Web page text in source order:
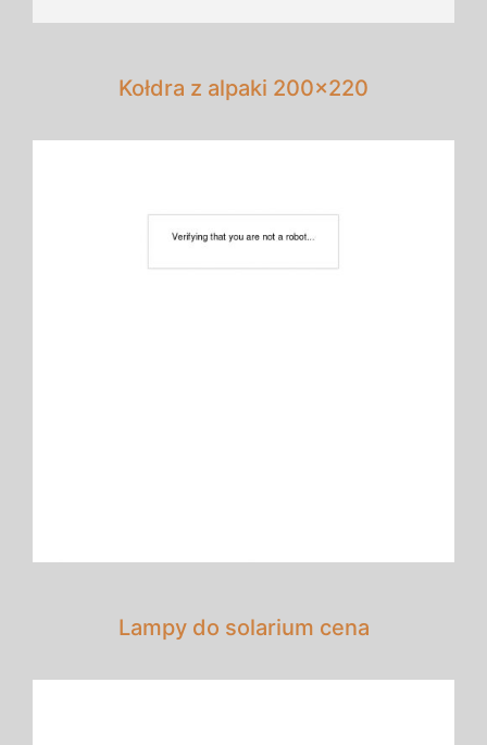
Kołdra z alpaki 200x220
Lampy do solarium cena